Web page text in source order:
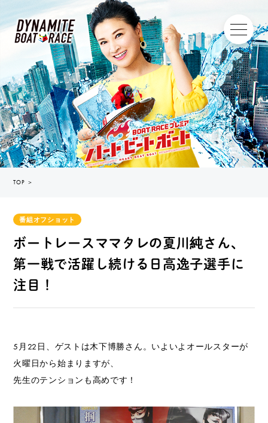
TOP ＞
番組オフショット
ボートレースママタレの夏川純さん、
第一戦で活躍し続ける日高逸子選手に
注目！
5月22日、ゲストは木下博勝さん。いよいよオールスターが
火曜日から始まりますが、
先生のテンションも高めです！